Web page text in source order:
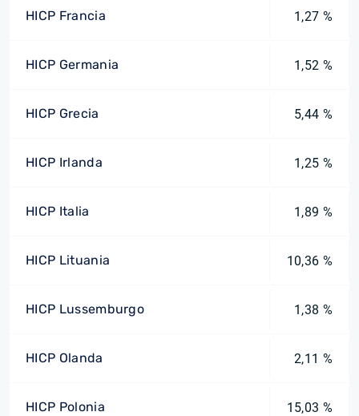
HICP Francia 1,27 %
HICP Germania 1,52 %
HICP Grecia 5,44 %
HICP Irlanda 1,25 %
HICP Italia 1,89 %
HICP Lituania 10,36 %
HICP Lussemburgo 1,38 %
HICP Olanda 2,11 %
HICP Polonia 15,03 %